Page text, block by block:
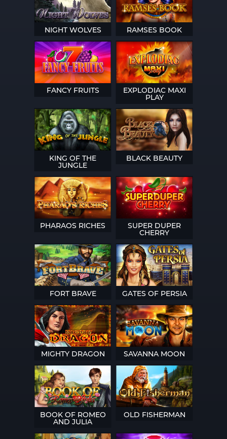
NIGHT WOLVES RAMSES BOOK
FANCY FRUITS EXPLODIAC MAXI
PLAY
KING OF THE
JUNGLE
BLACK BEAUTY
PHARAOS RICHES SUPER DUPER
CHERRY
FORT BRAVE GATES OF PERSIA
MIGHTY DRAGON SAVANNA MOON
BOOK OF ROMEO
AND JULIA
OLD FISHERMAN